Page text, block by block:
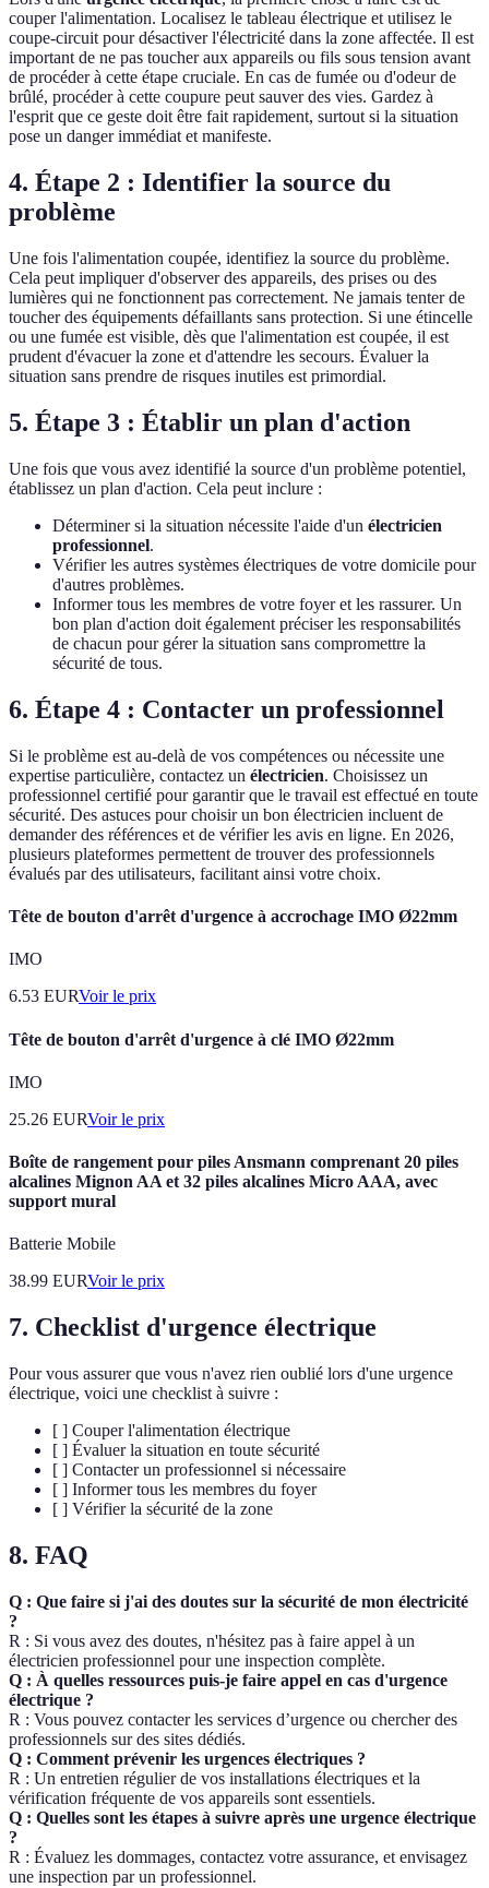
couper l'alimentation. Localisez le tableau électrique et utilisez le
coupe-circuit pour désactiver l'électricité dans la zone affectée. Il est
important de ne pas toucher aux appareils ou fils sous tension avant
de procéder à cette étape cruciale. En cas de fumée ou d'odeur de
brûlé, procéder à cette coupure peut sauver des vies. Gardez à
l'esprit que ce geste doit être fait rapidement, surtout si la situation
pose un danger immédiat et manifeste.
4. Étape 2 : Identifier la source du
problème
Une fois l'alimentation coupée, identifiez la source du problème.
Cela peut impliquer d'observer des appareils, des prises ou des
lumières qui ne fonctionnent pas correctement. Ne jamais tenter de
toucher des équipements défaillants sans protection. Si une étincelle
ou une fumée est visible, dès que l'alimentation est coupée, il est
prudent d'évacuer la zone et d'attendre les secours. Évaluer la
situation sans prendre de risques inutiles est primordial.
5. Étape 3 : Établir un plan d'action
Une fois que vous avez identifié la source d'un problème potentiel,
établissez un plan d'action. Cela peut inclure :
Déterminer si la situation nécessite l'aide d'un électricien
professionnel.
Vérifier les autres systèmes électriques de votre domicile pour
d'autres problèmes.
Informer tous les membres de votre foyer et les rassurer. Un
bon plan d'action doit également préciser les responsabilités
de chacun pour gérer la situation sans compromettre la
sécurité de tous.
6. Étape 4 : Contacter un professionnel
Si le problème est au-delà de vos compétences ou nécessite une
expertise particulière, contactez un électricien. Choisissez un
professionnel certifié pour garantir que le travail est effectué en toute
sécurité. Des astuces pour choisir un bon électricien incluent de
demander des références et de vérifier les avis en ligne. En 2026,
plusieurs plateformes permettent de trouver des professionnels
évalués par des utilisateurs, facilitant ainsi votre choix.
Tête de bouton d'arrêt d'urgence à accrochage IMO Ø22mm
IMO
6.53 EURVoir le prix
Tête de bouton d'arrêt d'urgence à clé IMO Ø22mm
IMO
25.26 EURVoir le prix
Boîte de rangement pour piles Ansmann comprenant 20 piles
alcalines Mignon AA et 32 piles alcalines Micro AAA, avec
support mural
Batterie Mobile
38.99 EURVoir le prix
7. Checklist d'urgence électrique
Pour vous assurer que vous n'avez rien oublié lors d'une urgence
électrique, voici une checklist à suivre :
[ ] Couper l'alimentation électrique
[ ] Évaluer la situation en toute sécurité
[ ] Contacter un professionnel si nécessaire
[ ] Informer tous les membres du foyer
[ ] Vérifier la sécurité de la zone
8. FAQ
Q : Que faire si j'ai des doutes sur la sécurité de mon électricité
?
R : Si vous avez des doutes, n'hésitez pas à faire appel à un
électricien professionnel pour une inspection complète.
Q : À quelles ressources puis-je faire appel en cas d'urgence
électrique ?
R : Vous pouvez contacter les services d’urgence ou chercher des
professionnels sur des sites dédiés.
Q : Comment prévenir les urgences électriques ?
R : Un entretien régulier de vos installations électriques et la
vérification fréquente de vos appareils sont essentiels.
Q : Quelles sont les étapes à suivre après une urgence électrique
?
R : Évaluez les dommages, contactez votre assurance, et envisagez
une inspection par un professionnel.